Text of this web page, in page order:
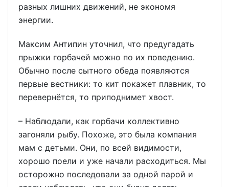
разных лишних движений, не экономя
энергии.
Максим Антипин уточнил, что предугадать
прыжки горбачей можно по их поведению.
Обычно после сытного обеда появляются
первые вестники: то кит покажет плавник, то
перевернётся, то приподнимет хвост.
– Наблюдали, как горбачи коллективно
загоняли рыбу. Похоже, это была компания
мам с детьми. Они, по всей видимости,
хорошо поели и уже начали расходиться. Мы
осторожно последовали за одной парой и